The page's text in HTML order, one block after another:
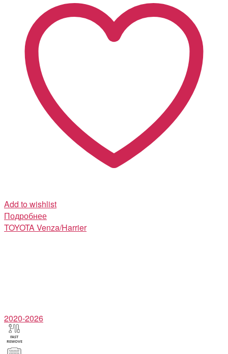
Add to wishlist
Подробнее
TOYOTA Venza/Harrier
2020-2026